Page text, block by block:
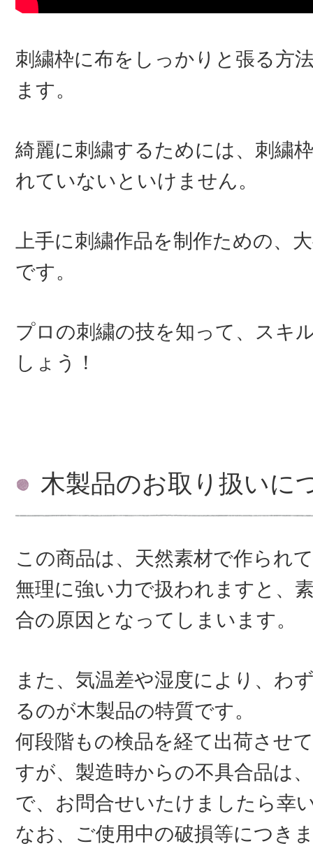
刺繍枠に布をしっかりと張る方
ます。
綺麗に刺繍するためには、刺繍
れていないといけません。
上手に刺繍作品を制作ための、
です。
プロの刺繍の技を知って、スキ
しょう！
木製品のお取り扱いに
この商品は、天然素材で作られ
無理に強い力で扱われますと、
合の原因となってしまいます。
また、気温差や湿度により、わ
るのが木製品の特質です。
何段階もの検品を経て出荷させ
すが、製造時からの不具合品は
で、お問合せいたけましたら幸
なお、ご使用中の破損等につき